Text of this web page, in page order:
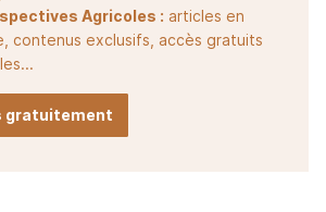
Agricoles : articles en
contenus exclusifs, accès gratuits
gratuitement